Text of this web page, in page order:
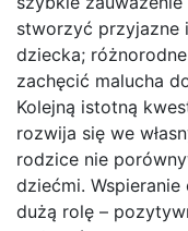
stworzyć przyjazne
dziecka;
zachęcić malucha
Kolejną istotną
rozwija się we
rodzice nie
dziećmi.
dużą rolę –